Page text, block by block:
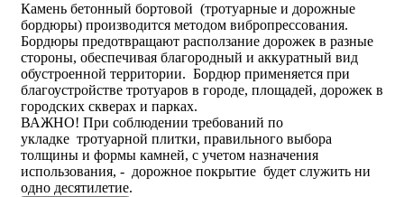
Камень бетонный бортовой (тротуарные и дорожные
бордюры) производится методом вибропрессования.
Бордюры предотвращают расползание дорожек в разные
стороны, обеспечивая благородный и аккуратный вид
обустроенной территории. Бордюр применяется при
благоустройстве тротуаров в городе, площадей, дорожек в
городских скверах и парках.
ВАЖНО! При соблюдении требований по
укладке тротуарной плитки, правильного выбора
толщины и формы камней, с учетом назначения
использования, - дорожное покрытие будет служить ни
одно десятилетие.